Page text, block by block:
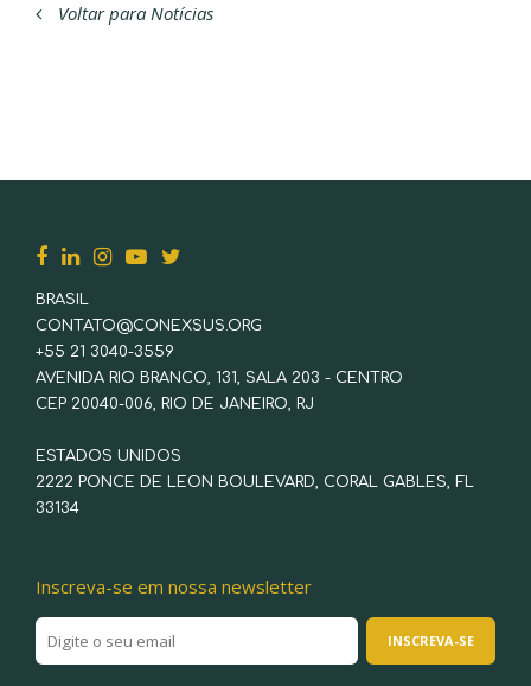
Voltar para Notícias
BRASIL
CONTATO@CONEXSUS.ORG
+55 21 3040-3559
AVENIDA RIO BRANCO, 131, SALA 203 - CENTRO
CEP 20040-006, RIO DE JANEIRO, RJ
ESTADOS UNIDOS
2222 PONCE DE LEON BOULEVARD, CORAL GABLES, FL
33134
Inscreva-se em nossa newsletter